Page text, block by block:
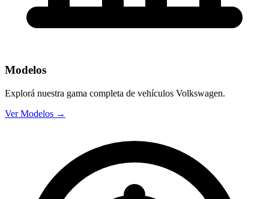
Modelos
Explorá nuestra gama completa de vehículos Volkswagen.
Ver Modelos →